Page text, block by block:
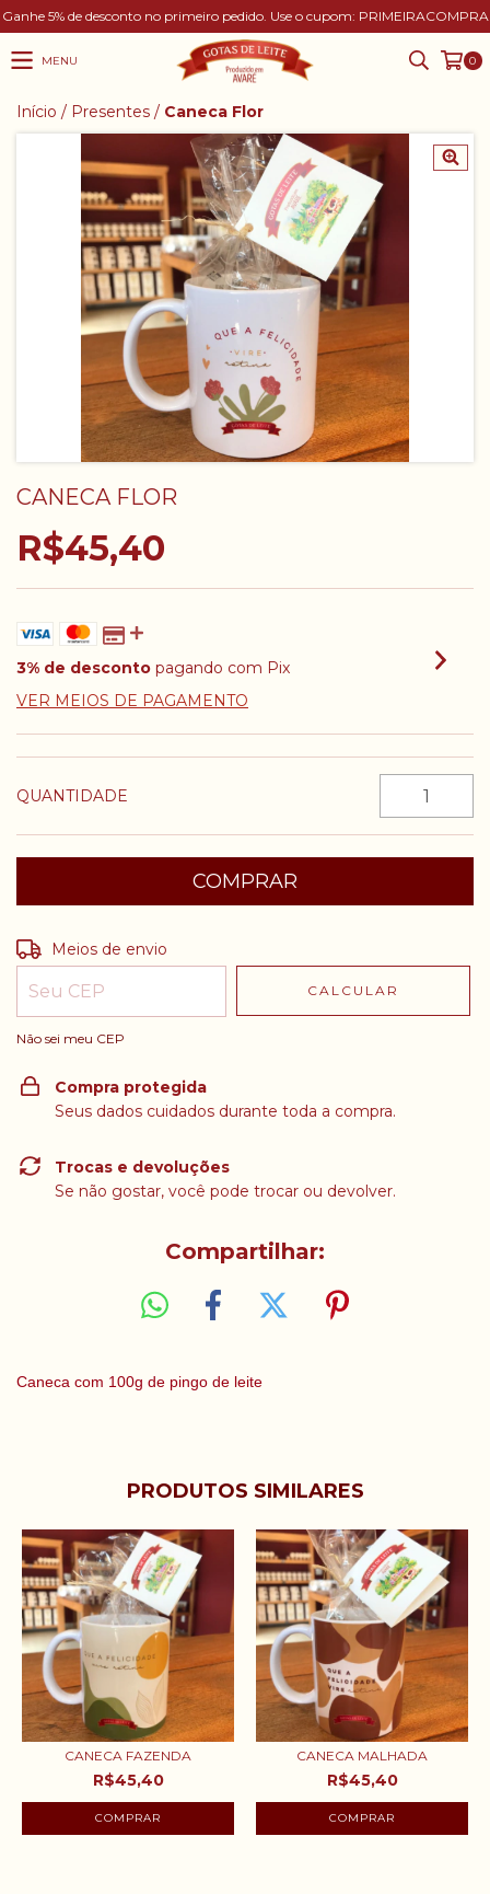
Ganhe 5% de desconto no primeiro pedido. Use o cupom: PRIMEIRACOMPRA
MENU 0
Início / Presentes / Caneca Flor
CANECA FLOR
R$45,40
3% de desconto pagando com Pix
VER MEIOS DE PAGAMENTO
QUANTIDADE
Entregas para o CEP:
Meios de envio
CALCULAR
Não sei meu CEP
Compra protegida
Seus dados cuidados durante toda a compra.
Trocas e devoluções
Se não gostar, você pode trocar ou devolver.
Compartilhar:
Caneca com 100g de pingo de leite
PRODUTOS SIMILARES
CANECA FAZENDA
R$45,40
CANECA MALHADA
R$45,40